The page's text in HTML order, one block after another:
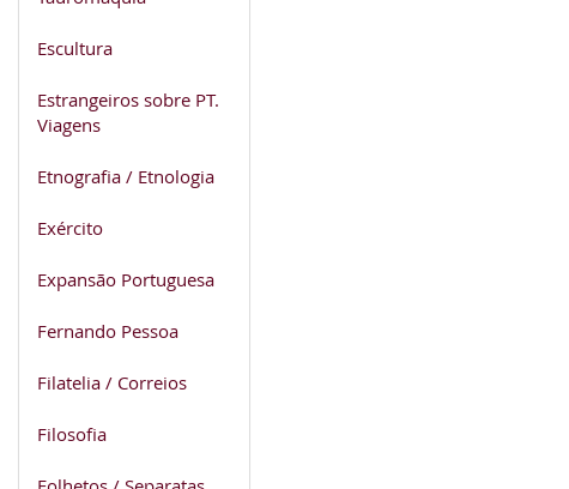
Escultura
Estrangeiros sobre PT.
Viagens
Etnografia / Etnologia
Exército
Expansão Portuguesa
Fernando Pessoa
Filatelia / Correios
Filosofia